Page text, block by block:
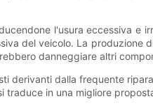
l'usura eccessiva e
del veicolo. La produzione
danneggiare altri
derivanti dalla frequente
in una migliore